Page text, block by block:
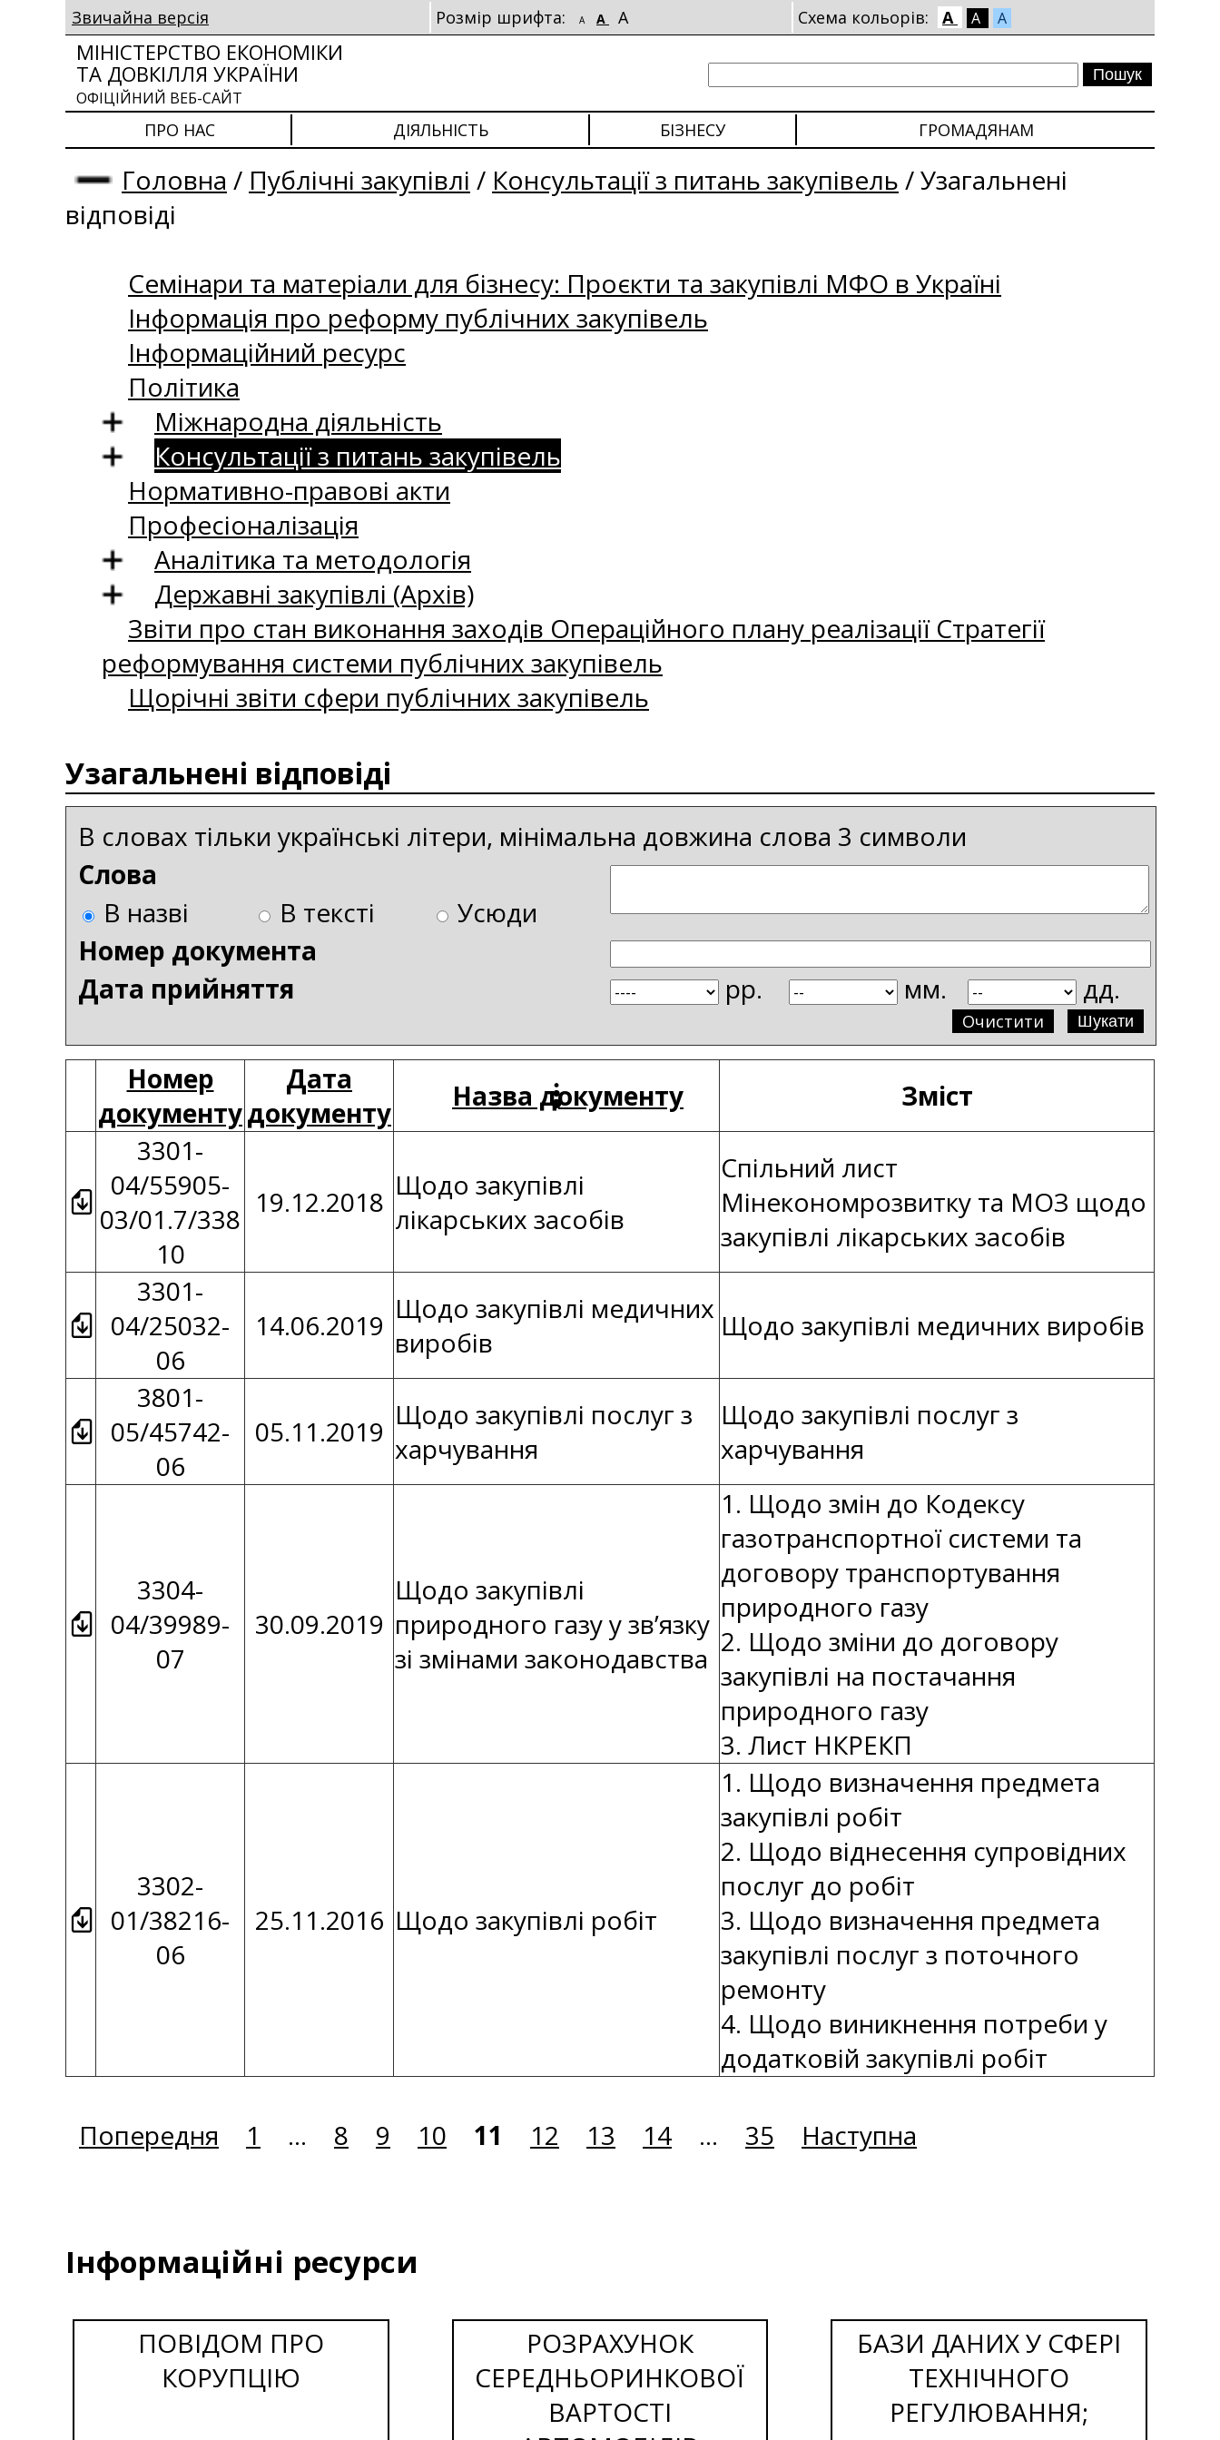
Звичайна версія Розмір шрифта: A A A Схема кольорів: A A A
МІНІСТЕРСТВО ЕКОНОМІКИ
ТА ДОВКІЛЛЯ УКРАЇНИ
ОФІЦІЙНИЙ ВЕБ-САЙТ
ПРО НАС ДІЯЛЬНІСТЬ БІЗНЕСУ ГРОМАДЯНАМ
Головна / Публічні закупівлі / Консультації з питань закупівель /Узагальнені
відповіді
Семінари та матеріали для бізнесу: Проєкти та закупівлі МФО в Україні
Інформація про реформу публічних закупівель
Інформаційний ресурс
Політика
Міжнародна діяльність
Консультації з питань закупівель
Нормативно-правові акти
Професіоналізація
Аналітика та методологія
Державні закупівлі (Архів)
Звіти про стан виконання заходів Операційного плану реалізації Стратегії
реформування системи публічних закупівель
Щорічні звіти сфери публічних закупівель
Узагальнені відповіді
В словах тільки українські літери, мінімальна довжина слова 3 символи
Слова
В назві
В тексті
Усюди
Номер документа
Дата прийняття
рр. мм. дд.
Очистити
Номер
документу
Дата
документу
Назва документу
Зміст
3301-
04/55905-
03/01.7/338
10
19.12.2018 Щодо закупівлі
лікарських засобів
Спільний лист
Мінекономрозвитку та МОЗ щодо
закупівлі лікарських засобів
3301-
04/25032-
06
14.06.2019 Щодо закупівлі медичних
виробів
Щодо закупівлі медичних виробів
3801-
05/45742-
06
05.11.2019 Щодо закупівлі послуг з
харчування
Щодо закупівлі послуг з
харчування
3304-
04/39989-
07
30.09.2019
Щодо закупівлі
природного газу у зв’язку
зі змінами законодавства
1. Щодо змін до Кодексу
газотранспортної системи та
договору транспортування
природного газу
2. Щодо зміни до договору
закупівлі на постачання
природного газу
3. Лист НКРЕКП
3302-
01/38216-
06
25.11.2016 Щодо закупівлі робіт
1. Щодо визначення предмета
закупівлі робіт
2. Щодо віднесення супровідних
послуг до робіт
3. Щодо визначення предмета
закупівлі послуг з поточного
ремонту
4. Щодо виникнення потреби у
додатковій закупівлі робіт
Попередня 1 ... 8 9 10 11 12 13 14 ... 35 Наступна
Інформаційні ресурси
ПОВІДОМ ПРО
КОРУПЦІЮ
РОЗРАХУНОК
СЕРЕДНЬОРИНКОВОЇ
ВАРТОСТІ
БАЗИ ДАНИХ У СФЕРІ
ТЕХНІЧНОГО
РЕГУЛЮВАННЯ;